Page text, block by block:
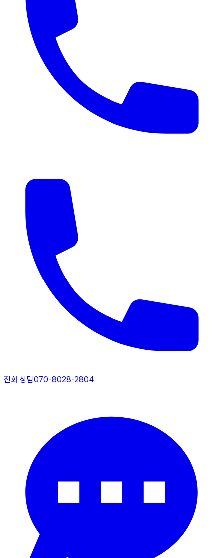
전화 상담070-8028-2804